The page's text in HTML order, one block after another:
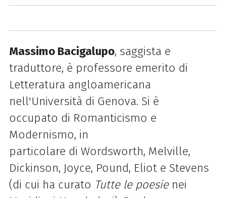
Massimo Bacigalupo, saggista e
traduttore, è professore emerito di
Letteratura angloamericana
nell'Università di Genova. Si è
occupato di Romanticismo e
Modernismo, in
particolare di Wordsworth, Melville,
Dickinson, Joyce, Pound, Eliot e Stevens
(di cui ha curato Tutte le poesienei